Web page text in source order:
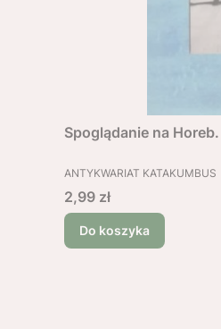
Spoglądanie na
PRODUCENT
ANTYKWARIAT KATAKUMBUS
Cena
2,99 zł
Do koszyka